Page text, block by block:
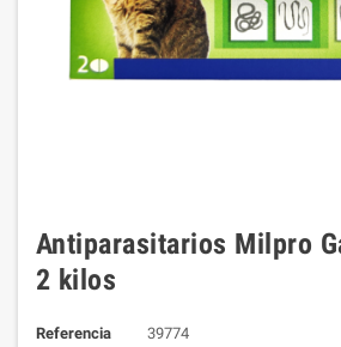
Antiparasitarios Milpro
2 kilos
Referencia
39774